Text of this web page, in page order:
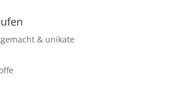
& unikate